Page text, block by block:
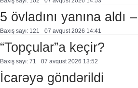
5 övladını yanına aldı
Baxış sayı: 121 07 avqust 2026 14:41
“Topçular”a keçir?
Baxış sayı: 71 07 avqust 2026 13:52
İcarəyə göndərildi